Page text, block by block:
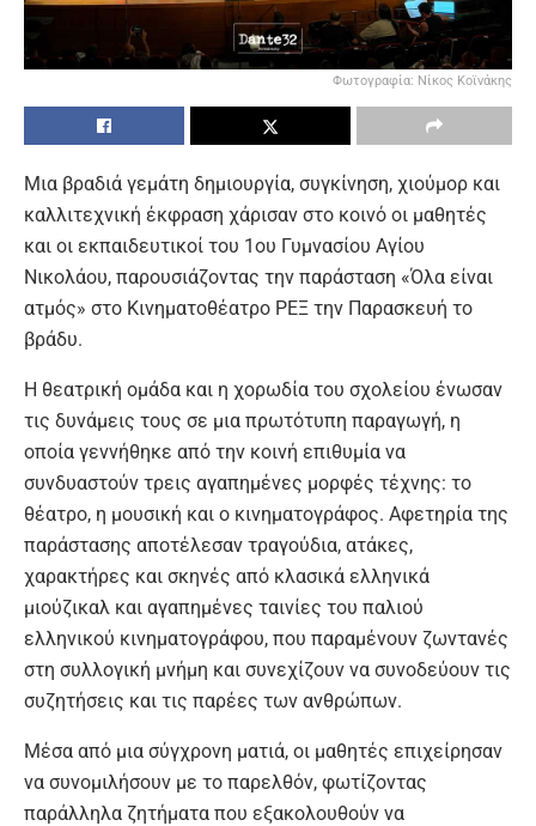
Φωτογραφία: Νίκος Κοϊνάκης
Μια βραδιά γεμάτη δημιουργία, συγκίνηση, χιούμορ και
καλλιτεχνική έκφραση χάρισαν στο κοινό οι μαθητές
και οι εκπαιδευτικοί του 1ου Γυμνασίου Αγίου
Νικολάου, παρουσιάζοντας την παράσταση «Όλα είναι
ατμός» στο Κινηματοθέατρο ΡΕΞ την Παρασκευή το
βράδυ.
Η θεατρική ομάδα και η χορωδία του σχολείου ένωσαν
τις δυνάμεις τους σε μια πρωτότυπη παραγωγή, η
οποία γεννήθηκε από την κοινή επιθυμία να
συνδυαστούν τρεις αγαπημένες μορφές τέχνης: το
θέατρο, η μουσική και ο κινηματογράφος. Αφετηρία της
παράστασης αποτέλεσαν τραγούδια, ατάκες,
χαρακτήρες και σκηνές από κλασικά ελληνικά
μιούζικαλ και αγαπημένες ταινίες του παλιού
ελληνικού κινηματογράφου, που παραμένουν ζωντανές
στη συλλογική μνήμη και συνεχίζουν να συνοδεύουν τις
συζητήσεις και τις παρέες των ανθρώπων.
Μέσα από μια σύγχρονη ματιά, οι μαθητές επιχείρησαν
να συνομιλήσουν με το παρελθόν, φωτίζοντας
παράλληλα ζητήματα που εξακολουθούν να